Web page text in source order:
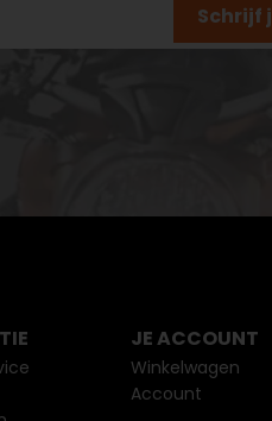
Schrijf
JE ACCOUNT
Winkelwagen
Account